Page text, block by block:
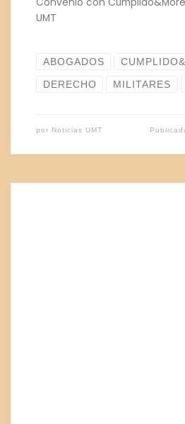
UMT
ABOGADOS
DERECHO MILITARES
por Noticias UMT